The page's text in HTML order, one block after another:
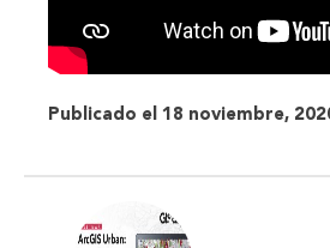
Publicado el 18 noviembre,